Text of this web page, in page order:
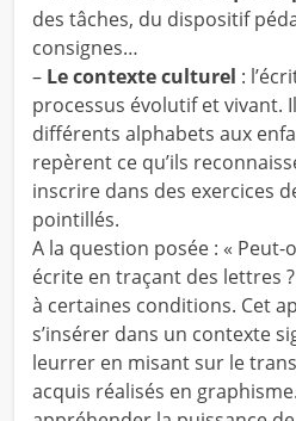
des tâches, du dispositif
consignes…
– Le contexte culturel :
processus évolutif et vivant.
différents alphabets aux
repèrent ce qu’ils
inscrire dans des exercices
pointillés.
A la question posée : «
écrite en traçant des lettres
à certaines conditions. Cet
s’insérer dans un contexte
leurrer en misant sur le
acquis réalisés en